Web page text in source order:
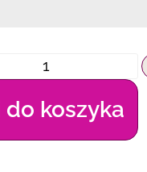
do koszyka